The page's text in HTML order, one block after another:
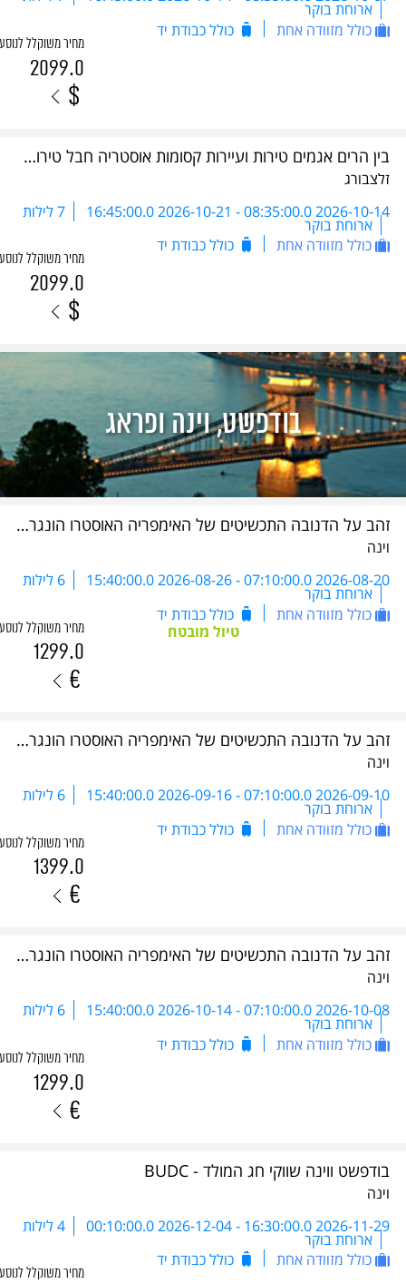
ארוחת בוקר
כולל מזוודה אחת
כולל כבודת יד
מחיר משוקלל לנוסע
2099.0
$
בין הרים אגמים טירות ועיירות קסומות אוסטריה חבל טירול כולל 5 ארוחות ערב- DSA 2026
זלצבורג
2026-10-14 08:35:00.0
- 7 לילות
ארוחת בוקר
כולל מזוודה אחת
כולל כבודת יד
מחיר משוקלל לנוסע
2099.0
$
זהב על הדנובה התכשיטים של האימפריה האוסטרו הונגרית - DBC 2026
וינה
2026-08-20 07:10:00.0
- 6 לילות
ארוחת בוקר
כולל מזוודה אחת
כולל כבודת יד
טיול מובטח
מחיר משוקלל לנוסע
1299.0
€
זהב על הדנובה התכשיטים של האימפריה האוסטרו הונגרית - DBC 2026
וינה
2026-09-10 07:10:00.0
- 6 לילות
ארוחת בוקר
כולל מזוודה אחת
כולל כבודת יד
מחיר משוקלל לנוסע
1399.0
€
זהב על הדנובה התכשיטים של האימפריה האוסטרו הונגרית - DBC 2026
וינה
2026-10-08 07:10:00.0
- 6 לילות
ארוחת בוקר
כולל מזוודה אחת
כולל כבודת יד
מחיר משוקלל לנוסע
1299.0
€
בודפשט ווינה שווקי חג המולד - BUDC
וינה
2026-11-29 16:30:00.0
- 4 לילות
ארוחת בוקר
כולל מזוודה אחת
כולל כבודת יד
מחיר משוקלל לנוסע